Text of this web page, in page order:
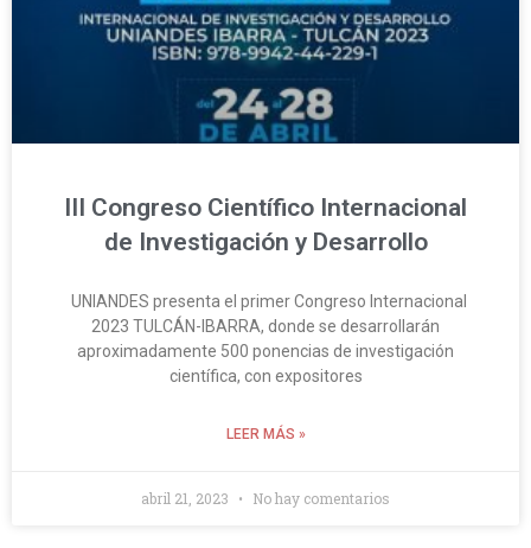
III Congreso Científico Internacional
de Investigación y Desarrollo
UNIANDES presenta el primer Congreso Internacional
2023 TULCÁN-IBARRA, donde se desarrollarán
aproximadamente 500 ponencias de investigación
científica, con expositores
LEER MÁS »
abril 21, 2023 No hay comentarios